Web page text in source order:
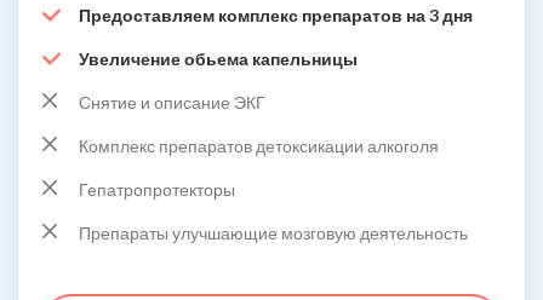
Предоставляем комплекс препаратов на 3 дня
Увеличение обьема капельницы
Снятие и описание ЭКГ
Комплекс препаратов детоксикации алкоголя
Гепатропротекторы
Препараты улучшающие мозговую деятельность